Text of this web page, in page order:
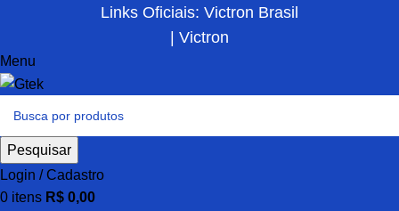
Links Oficiais: Victron Brasil
| Victron
Menu
Pesquisar
Login / Cadastro
0 itens R$ 0,00